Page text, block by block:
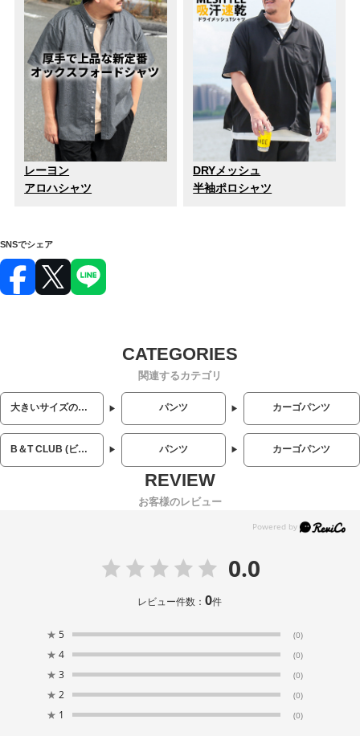
レーヨン
アロハシャツ
DRYメッシュ
半袖ポロシャツ
SNSでシェア
関連するカテゴリ
大きいサイズのメンズ服 パンツ カーゴパンツ
B＆T CLUB (ビーアンドティークラブ) パンツ カーゴパンツ
お客様のレビュー
0.0
レビュー件数：0件
★ 5 (0)
★ 4 (0)
★ 3 (0)
★ 2 (0)
★ 1 (0)